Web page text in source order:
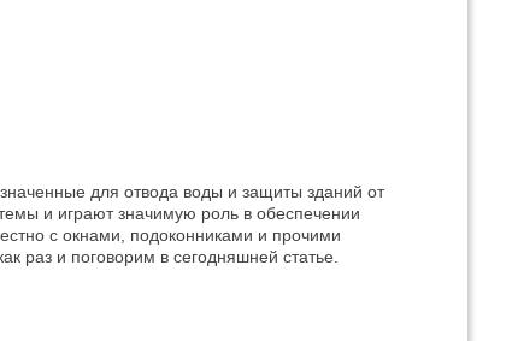
для отвода воды и защиты зданий от
и играют значимую роль в обеспечении
с окнами, подоконниками и прочими
раз и поговорим в сегодняшней статье.